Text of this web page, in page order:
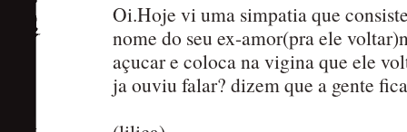
Oi.Hoje vi uma simpatia que
nome do seu ex-amor(pra ele
açucar e coloca na vigina que ele
ja ouviu falar? dizem que a gente